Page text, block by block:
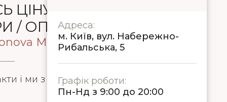
ЦІНУ БАЖАНОЇ
/ ОПЕРАЦІЇ
M.D.
і ми з Вами зв'яжемося протягом 5
Адреса:
м. Київ, вул. Набережно-
Рибальська, 5
Графік роботи:
Пн-Нд з 9:00 до 20:00